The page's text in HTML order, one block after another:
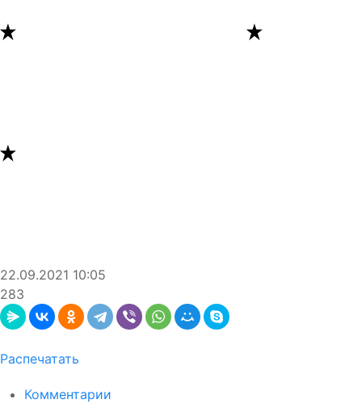
22.09.2021 10:05
283
Распечатать
Комментарии